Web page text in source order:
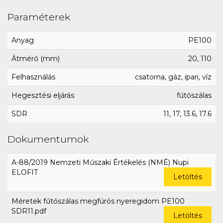
Paraméterek
Anyag PE100
Átmérő (mm) 20, 110
Felhasználás csatorna, gáz, ipari, víz
Hegesztési eljárás fűtőszálas
SDR 11, 17, 13.6, 17.6
Dokumentumok
A-88/2019 Nemzeti Műszaki Értékelés (NMÉ) Nupi
ELOFIT
Letöltés
Méretek fűtőszálas megfúrós nyeregidom PE100
SDR11.pdf
Letöltés